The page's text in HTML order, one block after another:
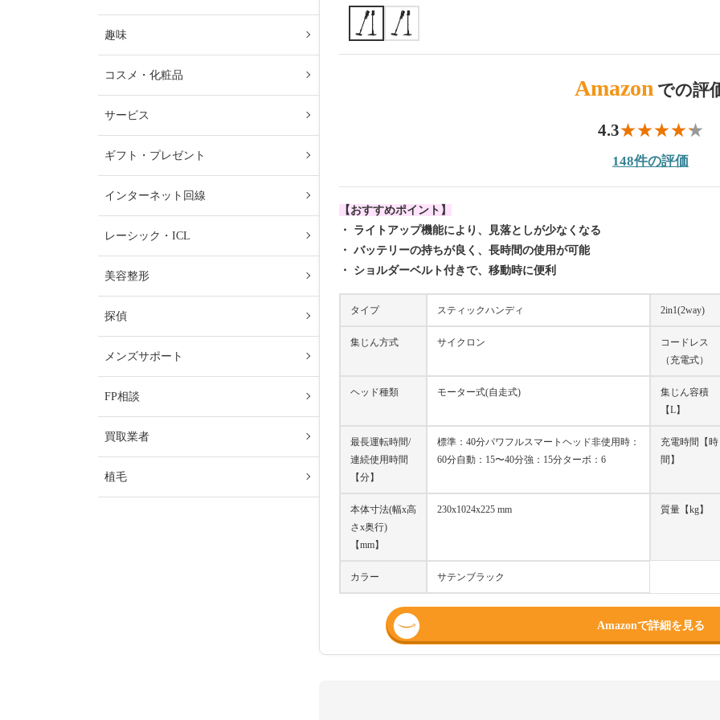
Amazon での評
4.3
148件の評価
【おすすめポイント】
・ ライトアップ機能により、見落としが少なくなる
・ バッテリーの持ちが良く、長時間の使用が可能
・ ショルダーベルト付きで、移動時に便利
タイプ スティックハンディ 2in1(2way)
集じん方式 サイクロン
コードレス
（充電式）
ヘッド種類 モーター式(自走式)
集じん容積
【L】
最長運転時間/
連続使用時間
【分】
標準：40分パワフルスマートヘッド非使用時：
60分自動：15〜40分強：15分ターボ：6
充電時間【時
間】
本体寸法(幅x高
さx奥行)
【mm】
230x1024x225 mm 質量【kg】
カラー サテンブラック
Amazonで詳細を見る
趣味
コスメ・化粧品
サービス
ギフト・プレゼント
インターネット回線
レーシック・ICL
美容整形
探偵
メンズサポート
FP相談
買取業者
植毛